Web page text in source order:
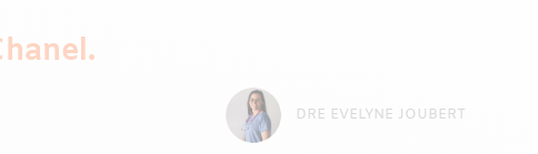
DRE EVELYNE JOUBERT